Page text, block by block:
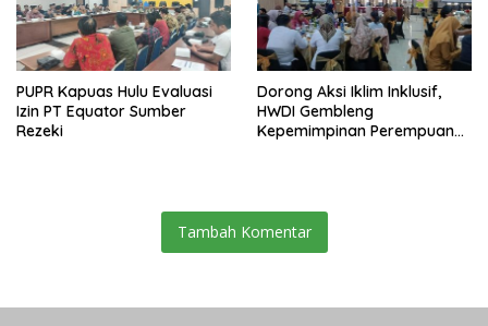
PUPR Kapuas Hulu Evaluasi
Izin PT Equator Sumber
Rezeki
Dorong Aksi Iklim Inklusif,
HWDI Gembleng
Kepemimpinan Perempuan
Tambah Komentar